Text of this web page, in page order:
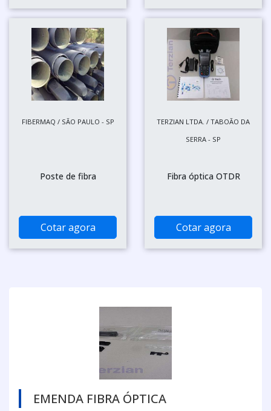
FIBERMAQ / SÃO PAULO - SP
Poste de fibra
Cotar agora
TERZIAN LTDA. / TABOÃO DA
SERRA - SP
Fibra óptica OTDR
Cotar agora
EMENDA FIBRA ÓPTICA